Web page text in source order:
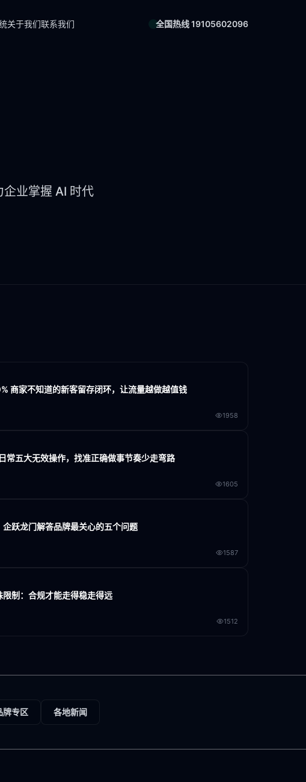
关于我们联系我们 全国热线 19105602096
业掌握 AI 时代
商家不知道的新客留存闭环，让流量越做越值钱
1958
常五大无效操作，找准正确做事节奏少走弯路
1605
跃龙门解答品牌最关心的五个问题
1587
制：合规才能走得稳走得远
1512
牌专区 各地新闻